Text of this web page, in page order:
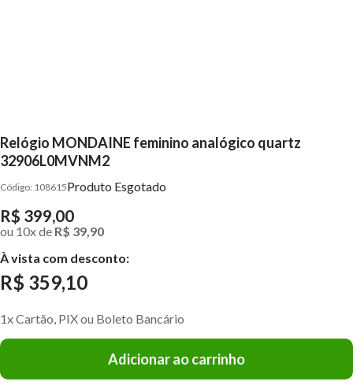
Relógio MONDAINE feminino analógico quartz
32906L0MVNM2
108615Produto Esgotado
R$ 399,00
ou 10xde R$ 39,90
À vista com desconto:
R$ 359,10
1x Cartão, PIX ou Boleto Bancário
Adicionar ao carrinho